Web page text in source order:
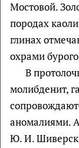
Мостовой.
породах
глинах
охрами
В
молибденит,
аномалиями.
Ю. И.